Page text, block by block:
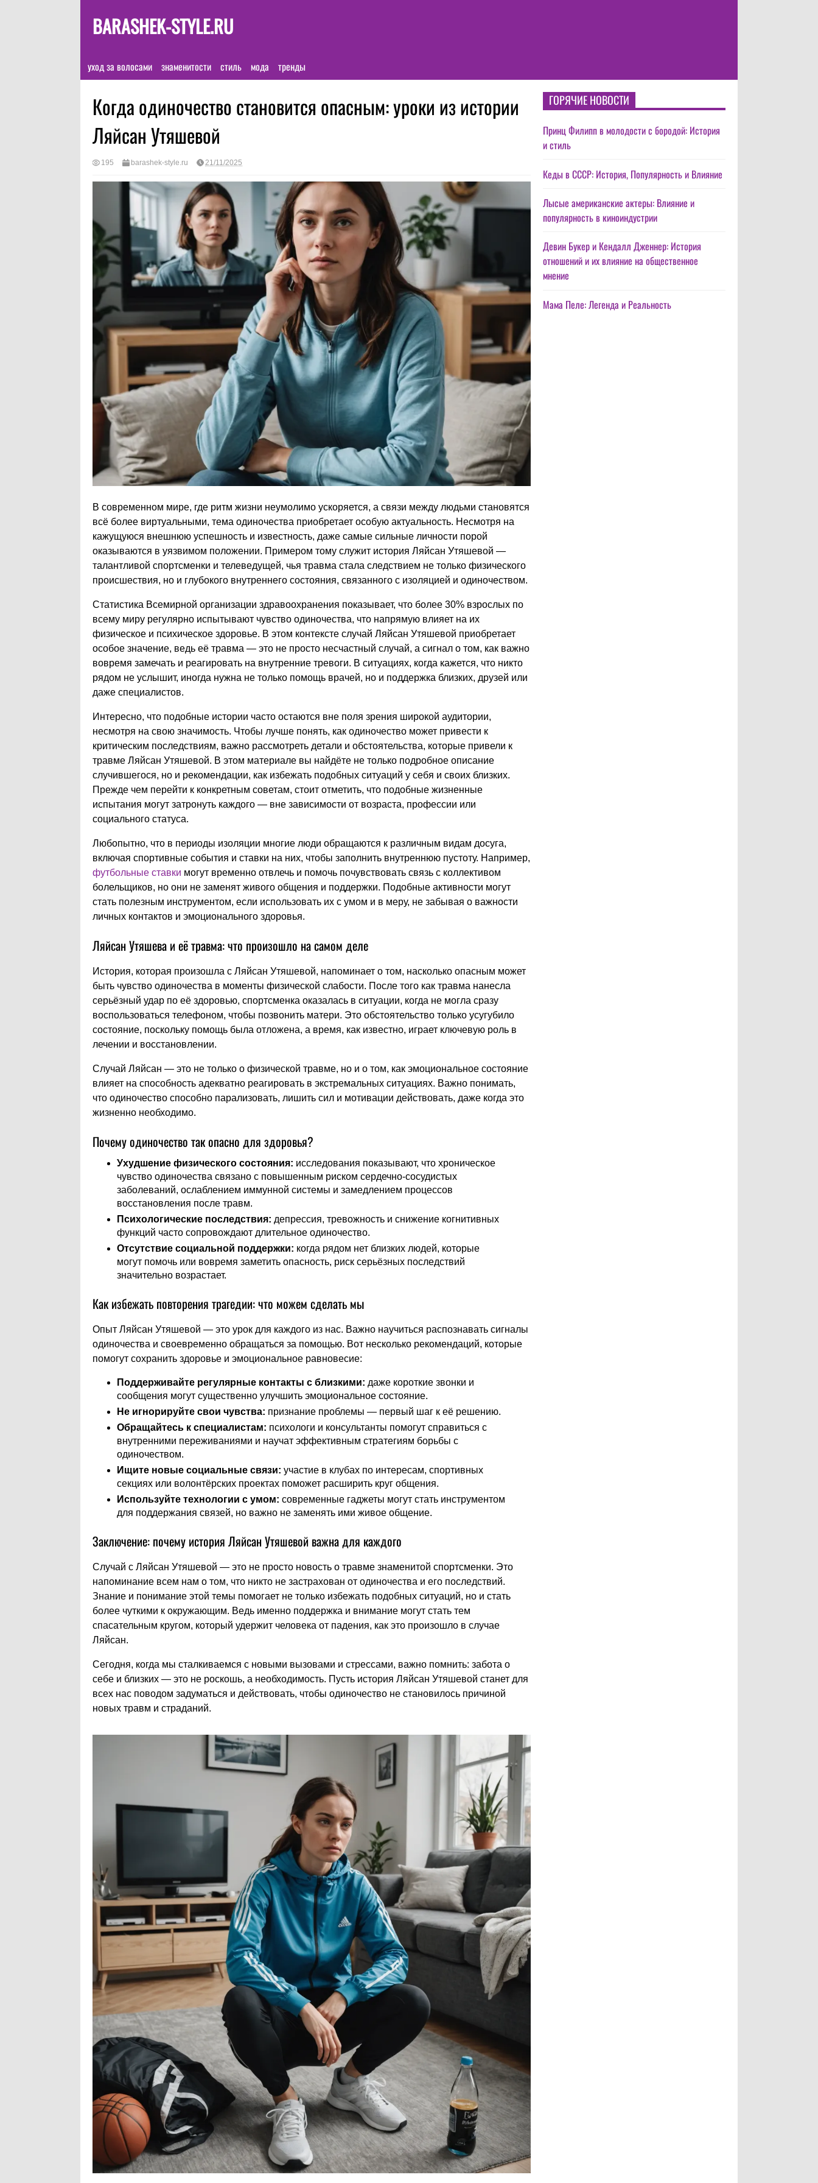
BARASHEK-STYLE.RU
уход за волосами знаменитости стиль мода тренды
Когда одиночество становится опасным: уроки из истории
Ляйсан Утяшевой
195 barashek-style.ru 21/11/2025
В современном мире, где ритм жизни неумолимо ускоряется, а связи между людьми становятся
всё более виртуальными, тема одиночества приобретает особую актуальность. Несмотря на
кажущуюся внешнюю успешность и известность, даже самые сильные личности порой
оказываются в уязвимом положении. Примером тому служит история Ляйсан Утяшевой —
талантливой спортсменки и телеведущей, чья травма стала следствием не только физического
происшествия, но и глубокого внутреннего состояния, связанного с изоляцией и одиночеством.
Статистика Всемирной организации здравоохранения показывает, что более 30% взрослых по
всему миру регулярно испытывают чувство одиночества, что напрямую влияет на их
физическое и психическое здоровье. В этом контексте случай Ляйсан Утяшевой приобретает
особое значение, ведь её травма — это не просто несчастный случай, а сигнал о том, как важно
вовремя замечать и реагировать на внутренние тревоги. В ситуациях, когда кажется, что никто
рядом не услышит, иногда нужна не только помощь врачей, но и поддержка близких, друзей или
даже специалистов.
Интересно, что подобные истории часто остаются вне поля зрения широкой аудитории,
несмотря на свою значимость. Чтобы лучше понять, как одиночество может привести к
критическим последствиям, важно рассмотреть детали и обстоятельства, которые привели к
травме Ляйсан Утяшевой. В этом материале вы найдёте не только подробное описание
случившегося, но и рекомендации, как избежать подобных ситуаций у себя и своих близких.
Прежде чем перейти к конкретным советам, стоит отметить, что подобные жизненные
испытания могут затронуть каждого — вне зависимости от возраста, профессии или
социального статуса.
Любопытно, что в периоды изоляции многие люди обращаются к различным видам досуга,
включая спортивные события и ставки на них, чтобы заполнить внутреннюю пустоту. Например,
футбольные ставки могут временно отвлечь и помочь почувствовать связь с коллективом
болельщиков, но они не заменят живого общения и поддержки. Подобные активности могут
стать полезным инструментом, если использовать их с умом и в меру, не забывая о важности
личных контактов и эмоционального здоровья.
Ляйсан Утяшева и её травма: что произошло на самом деле
История, которая произошла с Ляйсан Утяшевой, напоминает о том, насколько опасным может
быть чувство одиночества в моменты физической слабости. После того как травма нанесла
серьёзный удар по её здоровью, спортсменка оказалась в ситуации, когда не могла сразу
воспользоваться телефоном, чтобы позвонить матери. Это обстоятельство только усугубило
состояние, поскольку помощь была отложена, а время, как известно, играет ключевую роль в
лечении и восстановлении.
Случай Ляйсан — это не только о физической травме, но и о том, как эмоциональное состояние
влияет на способность адекватно реагировать в экстремальных ситуациях. Важно понимать,
что одиночество способно парализовать, лишить сил и мотивации действовать, даже когда это
жизненно необходимо.
Почему одиночество так опасно для здоровья?
Ухудшение физического состояния: исследования показывают, что хроническое
чувство одиночества связано с повышенным риском сердечно-сосудистых
заболеваний, ослаблением иммунной системы и замедлением процессов
восстановления после травм.
Психологические последствия: депрессия, тревожность и снижение когнитивных
функций часто сопровождают длительное одиночество.
Отсутствие социальной поддержки: когда рядом нет близких людей, которые
могут помочь или вовремя заметить опасность, риск серьёзных последствий
значительно возрастает.
Как избежать повторения трагедии: что можем сделать мы
Опыт Ляйсан Утяшевой — это урок для каждого из нас. Важно научиться распознавать сигналы
одиночества и своевременно обращаться за помощью. Вот несколько рекомендаций, которые
помогут сохранить здоровье и эмоциональное равновесие:
Поддерживайте регулярные контакты с близкими: даже короткие звонки и
сообщения могут существенно улучшить эмоциональное состояние.
Не игнорируйте свои чувства: признание проблемы — первый шаг к её решению.
Обращайтесь к специалистам: психологи и консультанты помогут справиться с
внутренними переживаниями и научат эффективным стратегиям борьбы с
одиночеством.
Ищите новые социальные связи: участие в клубах по интересам, спортивных
секциях или волонтёрских проектах поможет расширить круг общения.
Используйте технологии с умом: современные гаджеты могут стать инструментом
для поддержания связей, но важно не заменять ими живое общение.
Заключение: почему история Ляйсан Утяшевой важна для каждого
Случай с Ляйсан Утяшевой — это не просто новость о травме знаменитой спортсменки. Это
напоминание всем нам о том, что никто не застрахован от одиночества и его последствий.
Знание и понимание этой темы помогает не только избежать подобных ситуаций, но и стать
более чуткими к окружающим. Ведь именно поддержка и внимание могут стать тем
спасательным кругом, который удержит человека от падения, как это произошло в случае
Ляйсан.
Сегодня, когда мы сталкиваемся с новыми вызовами и стрессами, важно помнить: забота о
себе и близких — это не роскошь, а необходимость. Пусть история Ляйсан Утяшевой станет для
всех нас поводом задуматься и действовать, чтобы одиночество не становилось причиной
новых травм и страданий.
ГОРЯЧИЕ НОВОСТИ
Принц Филипп в молодости с бородой: История
и стиль
Кеды в СССР: История, Популярность и Влияние
Лысые американские актеры: Влияние и
популярность в киноиндустрии
Девин Букер и Кендалл Дженнер: История
отношений и их влияние на общественное
мнение
Мама Пеле: Легенда и Реальность